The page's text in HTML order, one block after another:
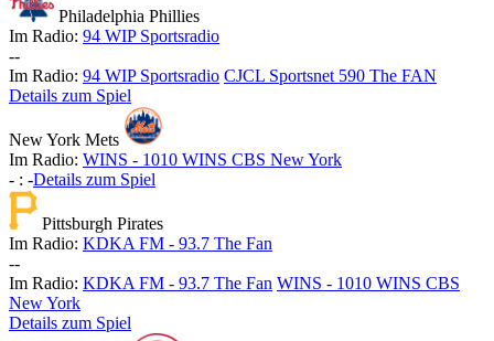
Philadelphia Phillies
Im Radio: 94 WIP Sportsradio
--
Im Radio: 94 WIP Sportsradio CJCL Sportsnet 590 The FAN
Details zum Spiel
New York Mets
Im Radio: WINS - 1010 WINS CBS New York
- : -Details zum Spiel
Pittsburgh Pirates
Im Radio: KDKA FM - 93.7 The Fan
--
Im Radio: KDKA FM - 93.7 The Fan WINS - 1010 WINS CBS
New York
Details zum Spiel